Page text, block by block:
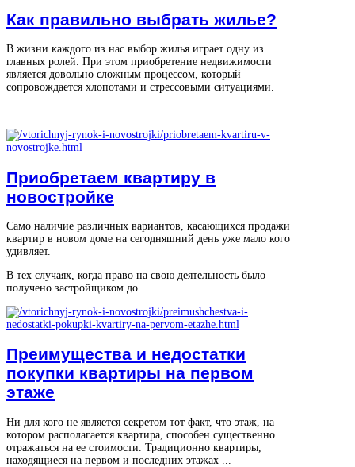
Как правильно выбрать жилье?
В жизни каждого из нас выбор жилья играет одну из
главных ролей. При этом приобретение недвижимости
является довольно сложным процессом, который
сопровождается хлопотами и стрессовыми ситуациями.
...
Приобретаем квартиру в
новостройке
Само наличие различных вариантов, касающихся продажи
квартир в новом доме на сегодняшний день уже мало кого
удивляет.
В тех случаях, когда право на свою деятельность было
получено застройщиком до ...
Преимущества и недостатки
покупки квартиры на первом
этаже
Ни для кого не является секретом тот факт, что этаж, на
котором располагается квартира, способен существенно
отражаться на ее стоимости. Традиционно квартиры,
находящиеся на первом и последних этажах ...